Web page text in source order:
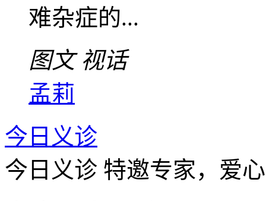
难杂症的...
图文 视话
孟莉
今日义诊
今日义诊 特邀专家，爱